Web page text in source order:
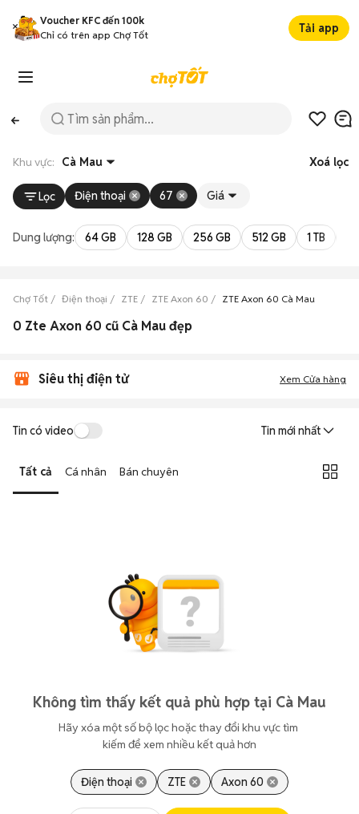
Voucher KFC đến 100k
Chỉ có trên app Chợ Tốt
Tải app
Khu vực: Cà Mau Xoá lọc
Lọc Điện thoại 67 Giá
Dung lượng: 64 GB 128 GB 256 GB 512 GB 1 TB
Chợ Tốt Điện thoại ZTE ZTE Axon 60 ZTE Axon 60 Cà Mau
0 Zte Axon 60 cũ Cà Mau đẹp
Siêu thị điện tử Xem Cửa hàng
Tin có video Tin mới nhất
Tất cả Cá nhân Bán chuyên
Không tìm thấy kết quả phù hợp tại Cà Mau
Hãy xóa một số bộ lọc hoặc thay đổi khu vực tìm
kiếm để xem nhiều kết quả hơn
Điện thoại ZTE Axon 60